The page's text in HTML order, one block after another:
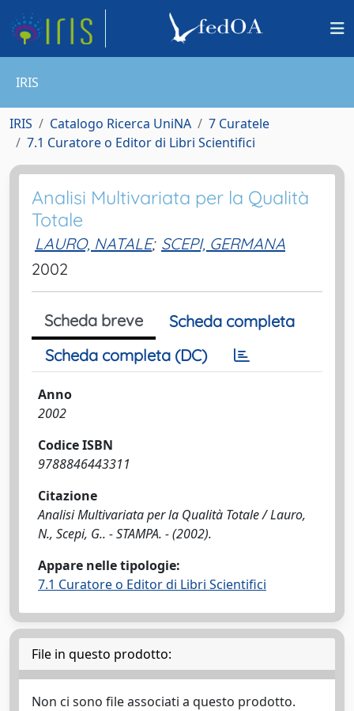
IRIS
IRIS Catalogo Ricerca UniNA
7 Curatele
7.1 Curatore o Editor di Libri Scientifici
Analisi Multivariata per la Qualità
Totale
LAURO, NATALE; SCEPI, GERMANA
2002
Scheda breve
Scheda completa
Scheda completa (DC)
Anno
2002
Codice ISBN
9788846443311
Citazione
Analisi Multivariata per la Qualità Totale / Lauro,
N., Scepi, G.. - STAMPA. - (2002).
Appare nelle tipologie:
7.1 Curatore o Editor di Libri Scientifici
File in questo prodotto:
Non ci sono file associati a questo prodotto.